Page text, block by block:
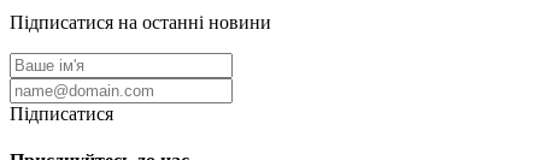
Підписатися на останні новини
Підписатися